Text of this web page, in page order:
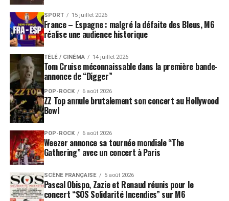
SPORT 15 juillet 2026
France – Espagne : malgré la défaite des Bleus, M6
réalise une audience historique
TÉLÉ / CINÉMA 14 juillet 2026
Tom Cruise méconnaissable dans la première bande-
annonce de “Digger”
POP-ROCK 6 août 2026
ZZ Top annule brutalement son concert au Hollywood
Bowl
POP-ROCK 6 août 2026
Weezer annonce sa tournée mondiale “The
Gathering” avec un concert à Paris
SCÈNE FRANÇAISE 5 août 2026
Pascal Obispo, Zazie et Renaud réunis pour le
concert “SOS Solidarité Incendies” sur M6